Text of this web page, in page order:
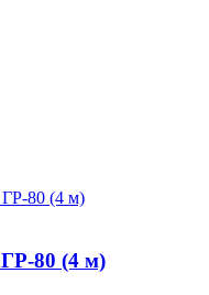
80 (4 м)